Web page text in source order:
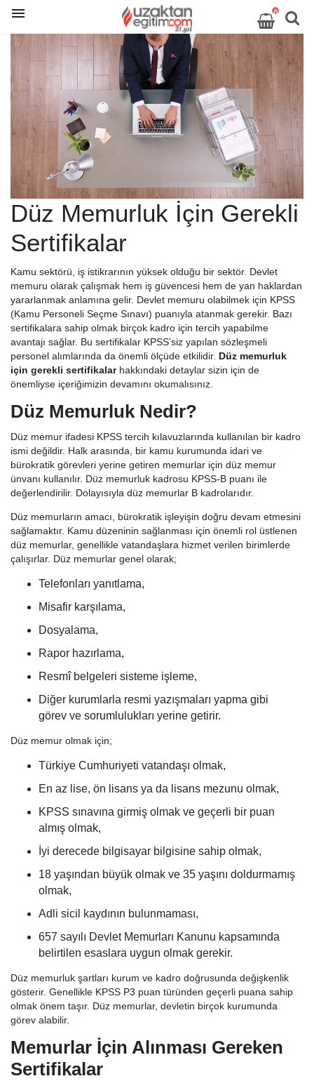
0
Düz Memurluk İçin Gerekli
Sertifikalar
Kamu sektörü, iş istikrarının yüksek olduğu bir sektör. Devlet
memuru olarak çalışmak hem iş güvencesi hem de yan haklardan
yararlanmak anlamına gelir. Devlet memuru olabilmek için KPSS
(Kamu Personeli Seçme Sınavı) puanıyla atanmak gerekir. Bazı
sertifikalara sahip olmak birçok kadro için tercih yapabilme
avantajı sağlar. Bu sertifikalar KPSS’siz yapılan sözleşmeli
personel alımlarında da önemli ölçüde etkilidir. Düz memurluk
için gerekli sertifikalar hakkındaki detaylar sizin için de
önemliyse içeriğimizin devamını okumalısınız.
Düz Memurluk Nedir?
Düz memur ifadesi KPSS tercih kılavuzlarında kullanılan bir kadro
ismi değildir. Halk arasında, bir kamu kurumunda idari ve
bürokratik görevleri yerine getiren memurlar için düz memur
ünvanı kullanılır. Düz memurluk kadrosu KPSS-B puanı ile
değerlendirilir. Dolayısıyla düz memurlar B kadrolarıdır.
Düz memurların amacı, bürokratik işleyişin doğru devam etmesini
sağlamaktır. Kamu düzeninin sağlanması için önemli rol üstlenen
düz memurlar, genellikle vatandaşlara hizmet verilen birimlerde
çalışırlar. Düz memurlar genel olarak;
Telefonları yanıtlama,
Misafir karşılama,
Dosyalama,
Rapor hazırlama,
Resmî belgeleri sisteme işleme,
Diğer kurumlarla resmi yazışmaları yapma gibi
görev ve sorumlulukları yerine getirir.
Düz memur olmak için;
Türkiye Cumhuriyeti vatandaşı olmak,
En az lise, ön lisans ya da lisans mezunu olmak,
KPSS sınavına girmiş olmak ve geçerli bir puan
almış olmak,
İyi derecede bilgisayar bilgisine sahip olmak,
18 yaşından büyük olmak ve 35 yaşını doldurmamış
olmak,
Adli sicil kaydının bulunmaması,
657 sayılı Devlet Memurları Kanunu kapsamında
belirtilen esaslara uygun olmak gerekir.
Düz memurluk şartları kurum ve kadro doğrusunda değişkenlik
gösterir. Genellikle KPSS P3 puan türünden geçerli puana sahip
olmak önem taşır. Düz memurlar, devletin birçok kurumunda
görev alabilir.
Memurlar İçin Alınması Gereken
Sertifikalar